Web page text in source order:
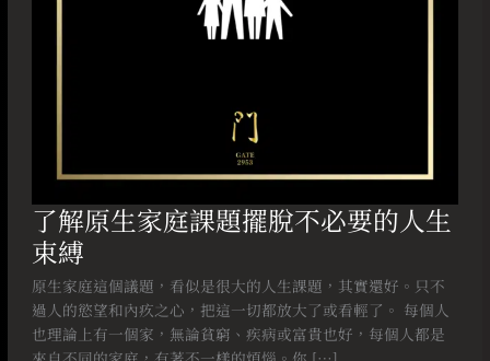
了解原生家庭課題擺脫不必要的人生
束縛
原生家庭這個議題，看似是很大的人生課題，其實還好。只不
過人的慾望和內疚之心，把這一切都放大了或看輕了。 每個人
也理論上有一個家，無論貧窮、疾病或富貴也好，每個人都是